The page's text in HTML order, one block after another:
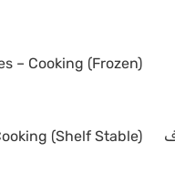
– Cooking (Frozen)
(Shelf Stable)